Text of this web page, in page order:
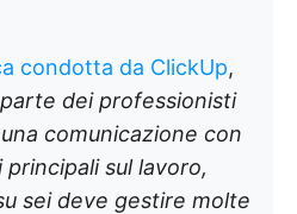
condotta da ClickUp,
dei professionisti
comunicazione con
sul lavoro,
sei deve gestire molte